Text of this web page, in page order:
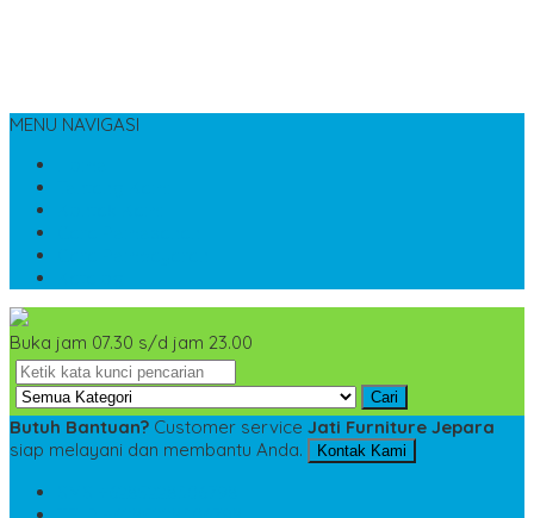
MENU NAVIGASI
Buka jam 07.30 s/d jam 23.00
Cari
Butuh Bantuan? Customer service Jati Furniture Jepara
siap melayani dan membantu Anda.
Kontak Kami